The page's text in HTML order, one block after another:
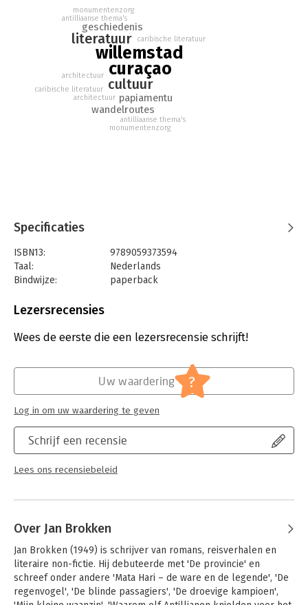
en Jan Brokken.
Ko van Geemert (1950) publiceerde onder meer Amsterdam &
zijn schrijvers. Literatuur op locatie en Paramaribo Brasa!
Recente uitgaven: Het Einde Wandelen rond eindhaltes van de
tram in Amsterdam en Dum Vivimus Vivamus, over de
gelijknamige serie schilderijen van Jeroen Krabbé.
willemstad
curaçao
cultuur
literatuur
geschiedenis
papiamentu
wandelroutes
antilliaanse thema's
monumentenzorg
caribische literatuur
architectuur
antilliaanse thema's
monumentenzorg
caribische literatuur
architectuur
Specificaties
ISBN13:
9789059373594
Taal:
Nederlands
Bindwijze:
paperback
Uitgever:
Verschijningsdatum:
9-5-2017
Het oog in 't zeil stedenreeks
Lezersrecensies
Wees de eerste die een lezersrecensie schrijft!
Schrijf een recensie
Lees ons recensiebeleid
Uw waardering ?
Log in om uw waardering te geven
Over Jan Brokken
Jan Brokken (1949) is schrijver van romans, reisverhalen en
literaire non-fictie. Hij debuteerde met 'De provincie' en
schreef onder andere 'Mata Hari – de ware en de legende', 'De
regenvogel', 'De blinde passagiers', 'De droevige kampioen',